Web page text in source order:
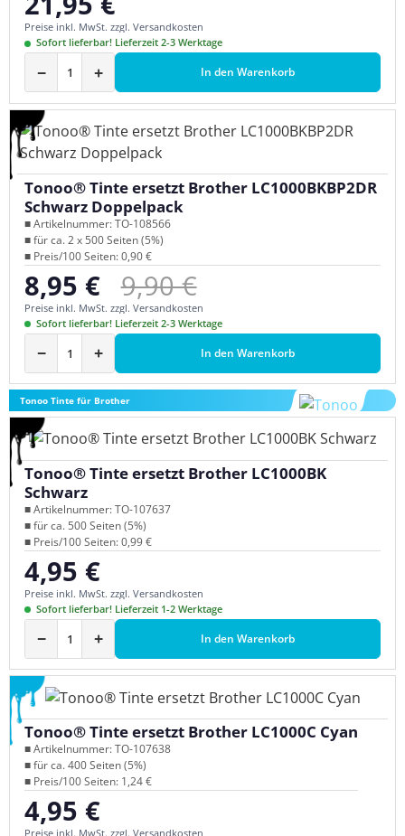
Preise inkl. MwSt. zzgl. Versandkosten
Sofort lieferbar! Lieferzeit 2-3 Werktage
− + In den Warenkorb
Tonoo® Tinte ersetzt Brother LC1000BKBP2DR
Schwarz Doppelpack
■ Artikelnummer: TO-108566
■ für ca. 2 x 500 Seiten (5%)
■ Preis/100 Seiten: 0,90 €
Verkaufspreis:
8,95 € Regulärer Preis:
9,90 €
Preise inkl. MwSt. zzgl. Versandkosten
Sofort lieferbar! Lieferzeit 2-3 Werktage
− + In den Warenkorb
Tonoo Tinte für Brother
Tonoo® Tinte ersetzt Brother LC1000BK
Schwarz
■ Artikelnummer: TO-107637
■ für ca. 500 Seiten (5%)
■ Preis/100 Seiten: 0,99 €
Regulärer Preis:
4,95 €
Preise inkl. MwSt. zzgl. Versandkosten
Sofort lieferbar! Lieferzeit 1-2 Werktage
− + In den Warenkorb
Tonoo® Tinte ersetzt Brother LC1000C Cyan
■ Artikelnummer: TO-107638
■ für ca. 400 Seiten (5%)
■ Preis/100 Seiten: 1,24 €
Regulärer Preis:
4,95 €
Preise inkl. MwSt. zzgl. Versandkosten